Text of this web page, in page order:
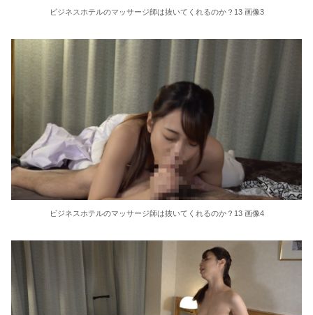
激しく揺れる小さな胸が愛おしくてたまらない
【ＳＭ・調教】出会い系でエッチした最高のドＭ女
松居一代 画像36枚【ヌード】
素人ＡＶ面接 ~ロリ娘にセクシーランジェリーを着せて生中ハメ~
まんチラの誘惑 ~ダチの母ちゃんと~
月刊 古瀬玲
激しめイラマが好き！
ビジネスホテルのマッサージ師は抜いてくれるのか？13 画像3
ビジネスホテルのマッサージ師は抜いてくれるのか？13 画像4